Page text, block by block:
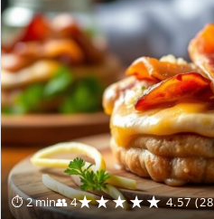
⏱ 2 min👥 4★★★★★ 4.57